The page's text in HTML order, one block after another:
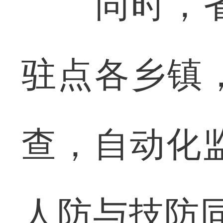
驻点各乡镇
查，自动化
人防与技防